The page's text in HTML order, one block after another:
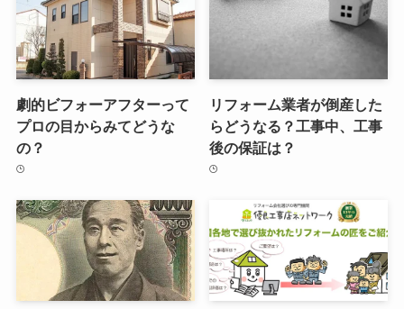
劇的ビフォーアフターって
プロの目からみてどうな
の？
リフォーム業者が倒産した
らどうなる？工事中、工事
後の保証は？